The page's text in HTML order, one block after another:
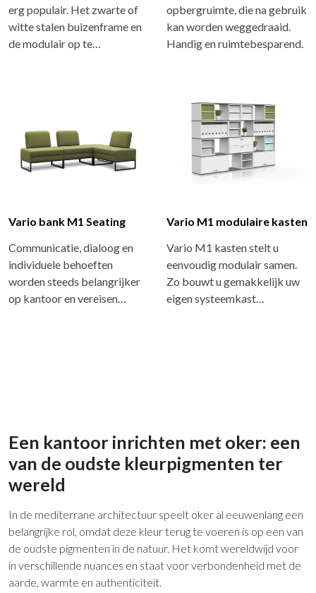
erg populair. Het zwarte of
witte stalen buizenframe en
de modulair op te…
opbergruimte, die na gebruik
kan worden weggedraaid.
Handig en ruimtebesparend.
Vario bank M1 Seating
Communicatie, dialoog en
individuele behoeften
worden steeds belangrijker
op kantoor en vereisen…
Vario M1 modulaire kasten
Vario M1 kasten stelt u
eenvoudig modulair samen.
Zo bouwt u gemakkelijk uw
eigen systeemkast…
Een kantoor inrichten met oker: een
van de oudste kleurpigmenten ter
wereld
In de mediterrane architectuur speelt oker al eeuwenlang een
belangrijke rol, omdat deze kleur terug te voeren is op een van
de oudste pigmenten in de natuur. Het komt wereldwijd voor
in verschillende nuances en staat voor verbondenheid met de
aarde, warmte en authenticiteit.